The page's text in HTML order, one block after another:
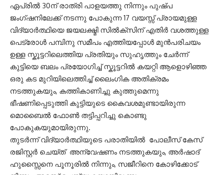
ഏപ്രിൽ 30ന് രാത്രി പാളയത്തു നിന്നും പുഷ്പ
ജംഗ്ഷനിലേക്ക് നടന്നു പോകുന്ന 17 വയസ്സ് പ്രായമുള്ള
വിദ്യാർത്ഥിയെ ജയലക്ഷ്മി സിൽക്സിന് എതിർ വശത്തുള്ള
പെട്രോൾ പമ്പിനു സമീപം എത്തിയപ്പോൾ മുൻപരിചയം
ഉള്ള സ്കൂട്ടറിലെത്തിയ പ്രതിയും സുഹൃത്തും ചേർന്ന്
കുട്ടിയെ ബലം പ്രയോഗിച്ച് സ്കൂട്ടറിൽ കയറ്റി ആളൊഴിഞ്ഞ
ഒരു കട മുറിയിലെത്തിച്ച് ലൈംഗിക അതിക്രമം
നടത്തുകയും, കത്തികാണിച്ചു കുത്തുമെന്നു
ഭീഷണിപ്പെടുത്തി കുട്ടിയുടെ കൈവശമുണ്ടായിരുന്ന
മൊബൈൽ ഫോൺ തട്ടിപ്പറിച്ചു കൊണ്ടു
പോകുകയുമായിരുന്നു.
തുടർന്ന് വിദ്യാർത്ഥിയുടെ പരാതിയിൽ പോലീസ് കേസ്
രജിസ്റ്റർ ചെയ്ത് അന്വേഷണം നടത്തുകയും, അർഷാദ്
ഹുസ്സൈനെ പൂനൂരിൽ നിന്നും, സജീറിനെ കോഴിക്കോട്